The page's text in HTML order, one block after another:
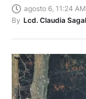
agosto 6, 11:24 AM
By Lcd. Claudia Sagal